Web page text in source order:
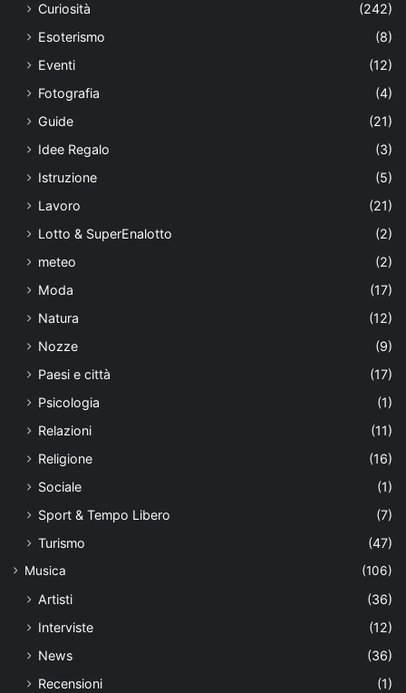
Curiosità
(242)
Esoterismo
(8)
Eventi
(12)
Fotografia
(4)
Guide
(21)
Idee Regalo
(3)
Istruzione
(5)
Lavoro
(21)
Lotto & SuperEnalotto
(2)
meteo
(2)
Moda
(17)
Natura
(12)
Nozze
(9)
Paesi e città
(17)
Psicologia
(1)
Relazioni
(11)
Religione
(16)
Sociale
(1)
Sport & Tempo Libero
(7)
Turismo
(47)
Musica (106)
Artisti
(36)
Interviste
(12)
News
(36)
Recensioni
(1)